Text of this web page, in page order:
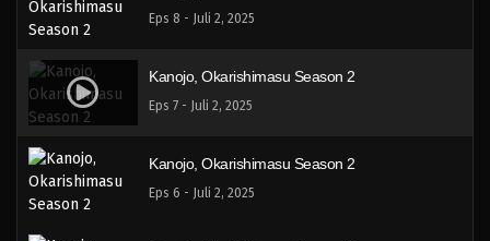
Eps 8 - Juli 2, 2025
Kanojo, Okarishimasu Season 2
Eps 7 - Juli 2, 2025
Kanojo, Okarishimasu Season 2
Eps 6 - Juli 2, 2025